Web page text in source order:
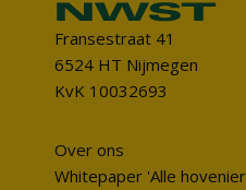
Fransestraat 41
6524 HT Nijmegen
KvK 10032693
Over ons
Whitepaper 'Alle